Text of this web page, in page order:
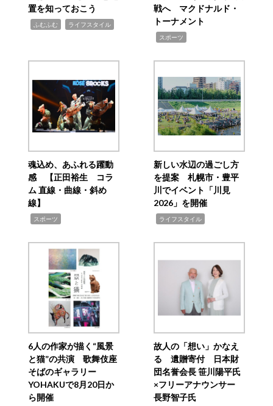
置を知っておこう
ふむふむ ライフスタイル
戦へ マクドナルド・
トーナメント
スポーツ
魂込め、あふれる躍動
感 【正田裕生 コラ
ム 直線・曲線・斜め
線】
スポーツ
新しい水辺の過ごし方
を提案 札幌市・豊平
川でイベント「川見
2026」を開催
ライフスタイル
6人の作家が描く“風景
と猫”の共演 歌舞伎座
そばのギャラリー
YOHAKUで8月20日か
ら開催
故人の「想い」かなえ
る 遺贈寄付 日本財
団名誉会長 笹川陽平氏
×フリーアナウンサー
長野智子氏